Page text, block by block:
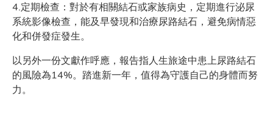
4.定期檢查：對於有相關結石或家族病史，定期進行泌尿
系統影像檢查，能及早發現和治療尿路結石，避免病情惡
化和併發症發生。
以另外一份文獻作呼應，報告指人生旅途中患上尿路結石
的風險為14%。踏進新一年，值得為守護自己的身體而努
力。